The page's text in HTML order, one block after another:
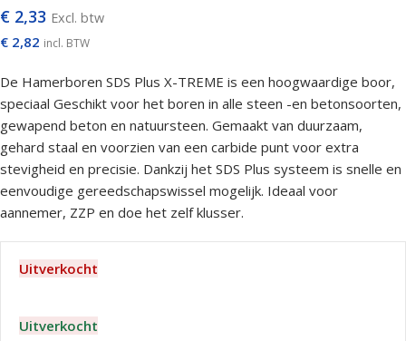
€ 2,33 Excl. btw
€ 2,82 incl. BTW
De Hamerboren SDS Plus X-TREME is een hoogwaardige boor,
speciaal Geschikt voor het boren in alle steen -en betonsoorten,
gewapend beton en natuursteen. Gemaakt van duurzaam,
gehard staal en voorzien van een carbide punt voor extra
stevigheid en precisie. Dankzij het SDS Plus systeem is snelle en
eenvoudige gereedschapswissel mogelijk. Ideaal voor
aannemer, ZZP en doe het zelf klusser.
Uitverkocht
Uitverkocht